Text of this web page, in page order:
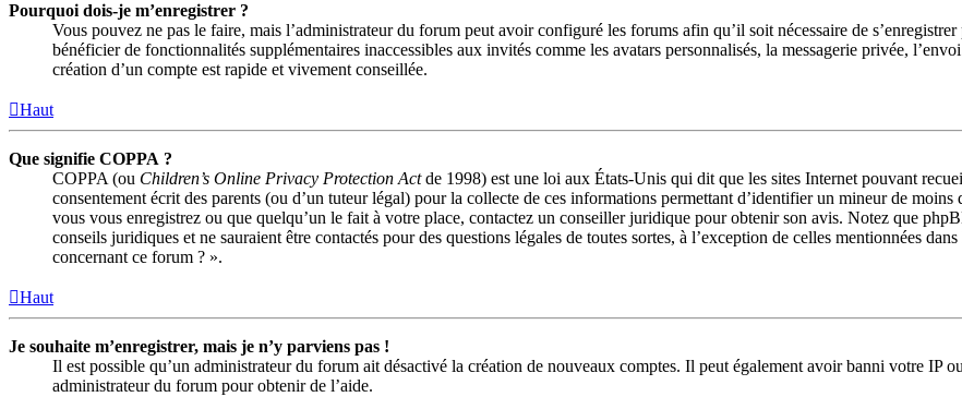
Pourquoi dois-je m’enregistrer ?
Vous pouvez ne pas le faire, mais l’administrateur du forum peut avoir configuré les forums afin qu’il soit nécessaire de
bénéficier de fonctionnalités supplémentaires inaccessibles aux invités comme les avatars personnalisés, la messagerie privée,
création d’un compte est rapide et vivement conseillée.
Haut
Que signifie COPPA ?
COPPA (ou Children’s Online Privacy Protection Actde 1998) est une loi aux États-Unis qui dit que les sites Internet pouvant
consentement écrit des parents (ou d’un tuteur légal) pour la collecte de ces informations permettant d’identifier un mineur de moins
vous vous enregistrez ou que quelqu’un le fait à votre place, contactez un conseiller juridique pour obtenir son avis. Notez que
conseils juridiques et ne sauraient être contactés pour des questions légales de toutes sortes, à l’exception de celles mentionnées
concernant ce forum ? ».
Haut
Je souhaite m’enregistrer, mais je n’y parviens pas !
Il est possible qu’un administrateur du forum ait désactivé la création de nouveaux comptes. Il peut également avoir banni votre IP
administrateur du forum pour obtenir de l’aide.